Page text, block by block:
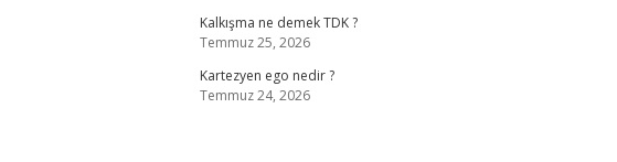
Kalkışma ne demek TDK ?
Temmuz 25, 2026
Kartezyen ego nedir ?
Temmuz 24, 2026